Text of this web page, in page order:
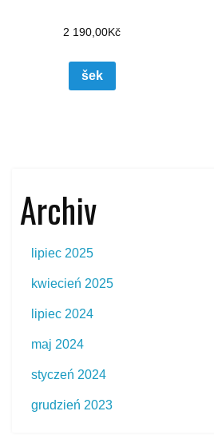
2 190,00Kč
šek
Archiv
lipiec 2025
kwiecień 2025
lipiec 2024
maj 2024
styczeń 2024
grudzień 2023